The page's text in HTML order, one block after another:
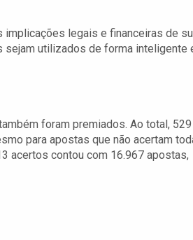
implicações legais e financeiras de
sejam utilizados de forma inteligente
foram premiados. Ao total, 529
para apostas que não acertam
acertos contou com 16.967 apostas,